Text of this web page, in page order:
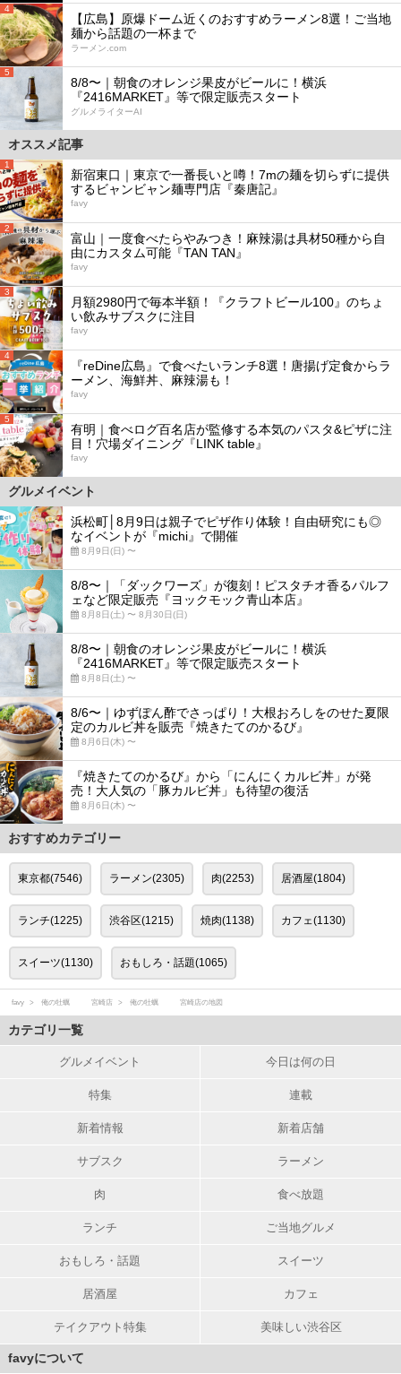
4
【広島】原爆ドーム近くのおすすめラーメン8選！ご当地
麺から話題の一杯まで
ラーメン.com
5
8/8〜｜朝食のオレンジ果皮がビールに！横浜
『2416MARKET』等で限定販売スタート
グルメライターAI
オススメ記事
1
新宿東口｜東京で一番長いと噂！7mの麺を切らずに提供
するビャンビャン麺専門店『秦唐記』
favy
2
富山｜一度食べたらやみつき！麻辣湯は具材50種から自
由にカスタム可能『TAN TAN』
favy
3
月額2980円で毎本半額！『クラフトビール100』のちょ
い飲みサブスクに注目
favy
4
『reDine広島』で食べたいランチ8選！唐揚げ定食からラ
ーメン、海鮮丼、麻辣湯も！
favy
5
有明｜食べログ百名店が監修する本気のパスタ&ピザに注
目！穴場ダイニング『LINK table』
favy
グルメイベント
浜松町│8月9日は親子でピザ作り体験！自由研究にも◎
なイベントが『michi』で開催
8月9日(日) 〜
8/8〜｜「ダックワーズ」が復刻！ピスタチオ香るパルフ
ェなど限定販売『ヨックモック青山本店』
8月8日(土) 〜 8月30日(日)
8/8〜｜朝食のオレンジ果皮がビールに！横浜
『2416MARKET』等で限定販売スタート
8月8日(土) 〜
8/6〜｜ゆずぽん酢でさっぱり！大根おろしをのせた夏限
定のカルビ丼を販売『焼きたてのかるび』
8月6日(木) 〜
『焼きたてのかるび』から「にんにくカルビ丼」が発
売！大人気の「豚カルビ丼」も待望の復活
8月6日(木) 〜
おすすめカテゴリー
東京都(7546) ラーメン(2305) 肉(2253) 居酒屋(1804)
ランチ(1225) 渋谷区(1215) 焼肉(1138) カフェ(1130)
スイーツ(1130) おもしろ・話題(1065)
favy 俺の牡蠣 宮崎店 俺の牡蠣 宮崎店の地図
カテゴリ一覧
グルメイベント 今日は何の日
特集 連載
新着情報 新着店舗
サブスク ラーメン
肉 食べ放題
ランチ ご当地グルメ
おもしろ・話題 スイーツ
居酒屋 カフェ
テイクアウト特集 美味しい渋谷区
favyについて